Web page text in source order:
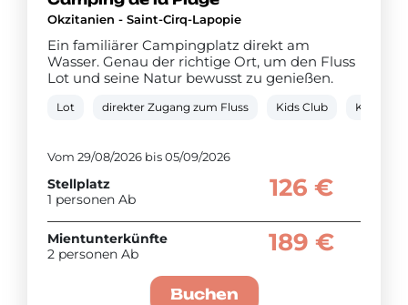
Okzitanien - Saint-Cirq-Lapopie
Ein familiärer Campingplatz direkt am
Wasser. Genau der richtige Ort, um den Fluss
Lot und seine Natur bewusst zu genießen.
Lot direkter Zugang zum Fluss Kids Club
Vom 29/08/2026 bis 05/09/2026
Stellplatz
1 personen Ab
126 €
Mientunterkünfte
2 personen Ab
189 €
Buchen